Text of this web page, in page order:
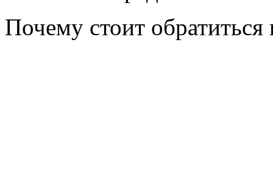
Почему стоит